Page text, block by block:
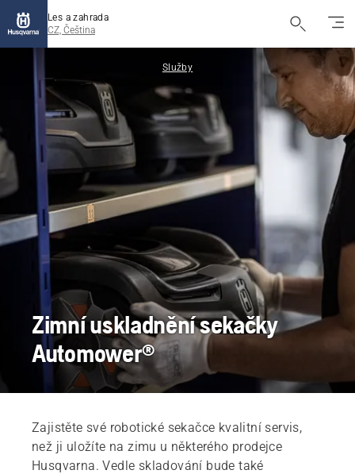
Les a zahrada
CZ, Čeština
Služby
Zimní uskladnění sekačky
Automower®
Zajistěte své robotické sekačce kvalitní servis,
než ji uložíte na zimu u některého prodejce
Husqvarna. Vedle skladování bude také